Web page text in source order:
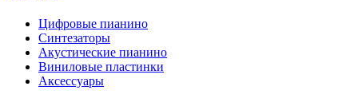
Цифровые пианино
Синтезаторы
Акустические пианино
Виниловые пластинки
Аксессуары